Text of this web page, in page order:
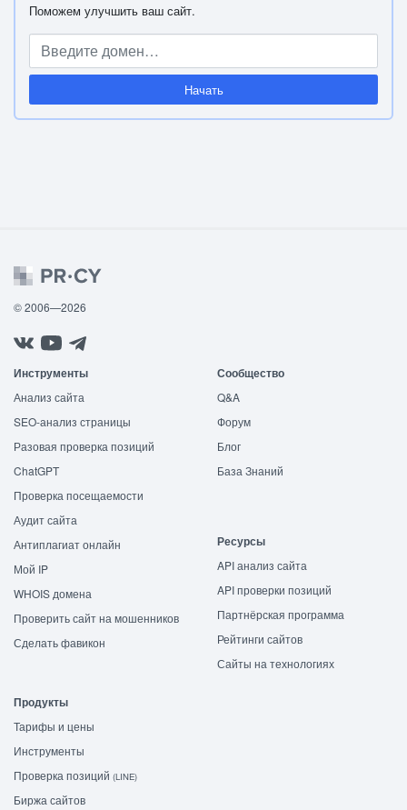
Поможем улучшить ваш сайт.
Начать
© 2006—2026
Инструменты
Анализ сайта
SEO-анализ страницы
Разовая проверка позиций
ChatGPT
Проверка посещаемости
Аудит сайта
Антиплагиат онлайн
Мой IP
WHOIS домена
Проверить сайт на мошенников
Сделать фавикон
Сообщество
Q&A
Форум
Блог
База Знаний
Ресурсы
API анализ сайта
API проверки позиций
Партнёрская программа
Рейтинги сайтов
Сайты на технологиях
Продукты
Тарифы и цены
Инструменты
Проверка позиций (LINE)
Биржа сайтов